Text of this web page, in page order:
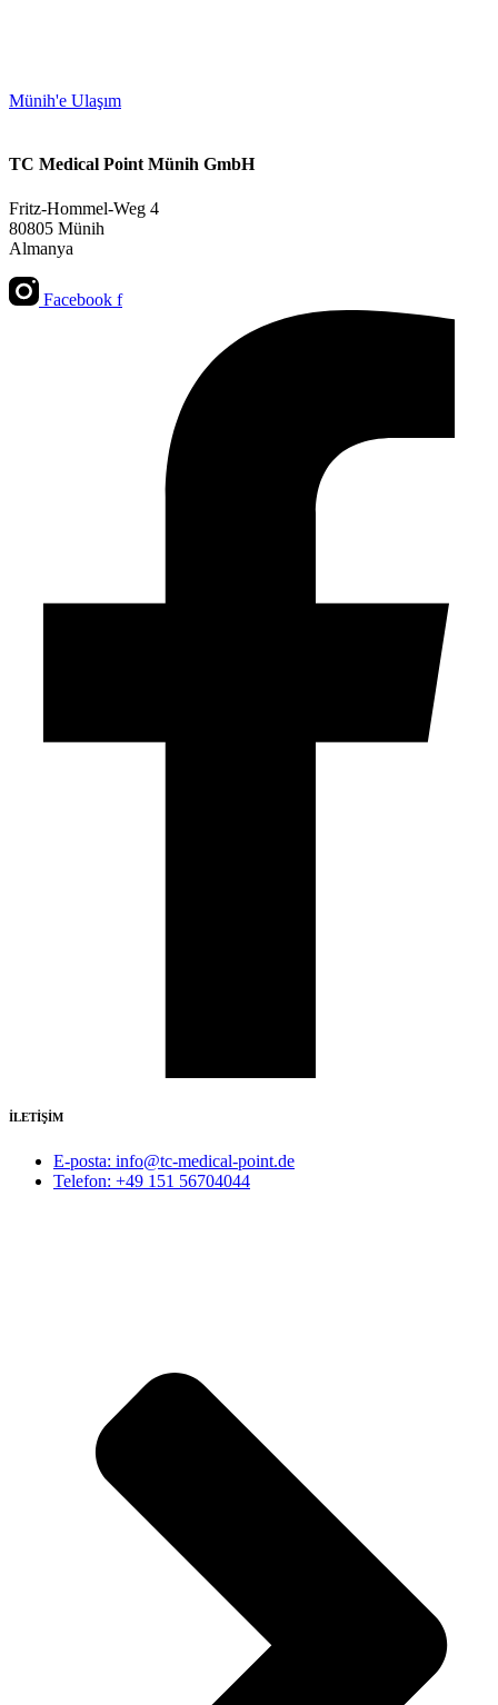
Münih'e Ulaşım
TC Medical Point Münih GmbH
Fritz-Hommel-Weg 4
80805 Münih
Almanya
Facebook f
İLETİŞİM
E-posta: info@tc-medical-point.de
Telefon: +49 151 56704044